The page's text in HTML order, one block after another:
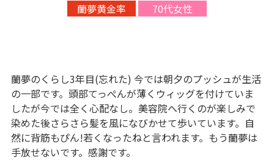
蘭夢黄金率 70代女性
蘭夢のくらし3年目(忘れた) 今では朝夕のプッシュが生活
の一部です。頭部てっぺんが薄くウィッグを付けていま
したが今では全く心配なし。美容院へ行くのが楽しみで
染めた後さらさら髪を風になびかせて歩いています。自
然に背筋もぴん!若くなったねと言われます。もう蘭夢は
手放せないです。感謝です。